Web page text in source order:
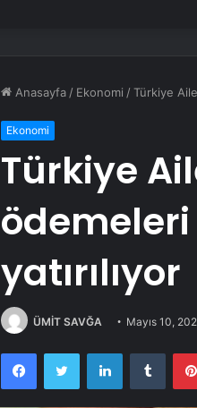
Anasayfa / Ekonomi /Türkiye
Ekonomi
Türkiye
yatırılıyor
ÜMİT SAVĞA Mayıs 10,
FacebookTwitter LinkedIn